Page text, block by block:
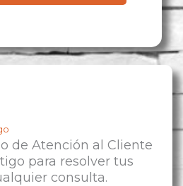
de Atención al Cliente
para resolver tus
consulta.